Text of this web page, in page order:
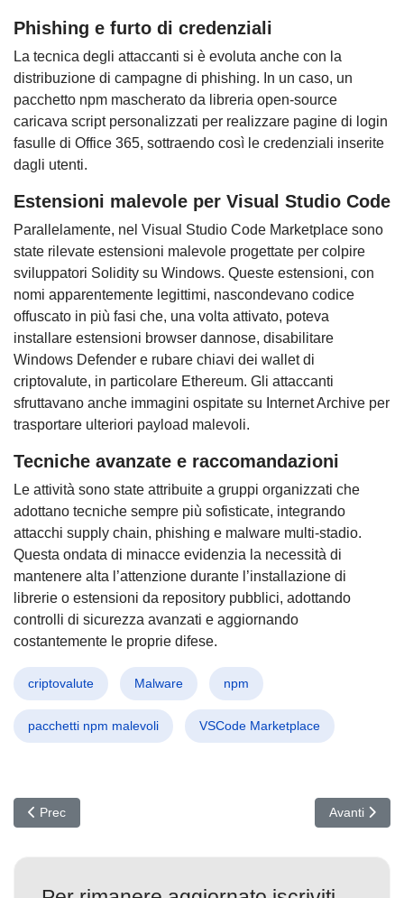
Phishing e furto di credenziali
La tecnica degli attaccanti si è evoluta anche con la
distribuzione di campagne di phishing. In un caso, un
pacchetto npm mascherato da libreria open-source
caricava script personalizzati per realizzare pagine di login
fasulle di Office 365, sottraendo così le credenziali inserite
dagli utenti.
Estensioni malevole per Visual Studio Code
Parallelamente, nel Visual Studio Code Marketplace sono
state rilevate estensioni malevole progettate per colpire
sviluppatori Solidity su Windows. Queste estensioni, con
nomi apparentemente legittimi, nascondevano codice
offuscato in più fasi che, una volta attivato, poteva
installare estensioni browser dannose, disabilitare
Windows Defender e rubare chiavi dei wallet di
criptovalute, in particolare Ethereum. Gli attaccanti
sfruttavano anche immagini ospitate su Internet Archive per
trasportare ulteriori payload malevoli.
Tecniche avanzate e raccomandazioni
Le attività sono state attribuite a gruppi organizzati che
adottano tecniche sempre più sofisticate, integrando
attacchi supply chain, phishing e malware multi-stadio.
Questa ondata di minacce evidenzia la necessità di
mantenere alta l’attenzione durante l’installazione di
librerie o estensioni da repository pubblici, adottando
controlli di sicurezza avanzati e aggiornando
costantemente le proprie difese.
criptovalute Malware npm
pacchetti npm malevoli VSCode Marketplace
Articolo precedente: Cybercrime Boom: Patch in Ritardo,
Prec Articolo
Avanti